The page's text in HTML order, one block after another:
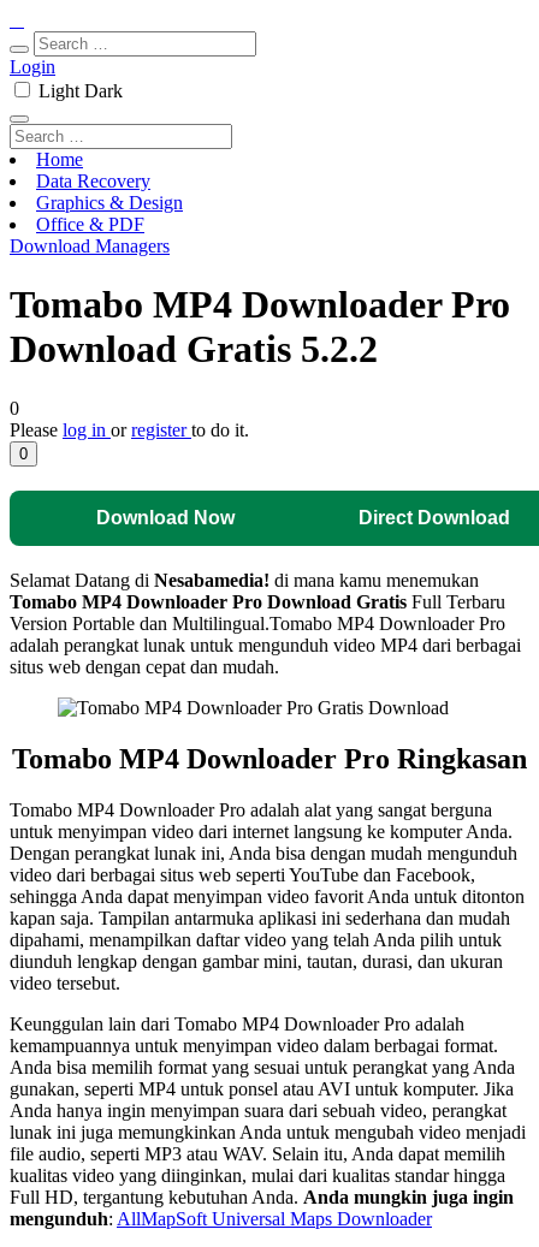
Login
Light Dark
Home
Data Recovery
Graphics & Design
Office & PDF
Download Managers
Tomabo MP4 Downloader Pro
Download Gratis 5.2.2
0
Please log in orregisterto do it.
0
Download Now Direct Download
Selamat Datang di Nesabamedia! di mana kamu menemukan
Tomabo MP4 Downloader Pro Download Gratis Full Terbaru
Version Portable dan Multilingual.Tomabo MP4 Downloader Pro
adalah perangkat lunak untuk mengunduh video MP4 dari berbagai
situs web dengan cepat dan mudah.
Tomabo MP4 Downloader Pro Ringkasan
Tomabo MP4 Downloader Pro adalah alat yang sangat berguna
untuk menyimpan video dari internet langsung ke komputer Anda.
Dengan perangkat lunak ini, Anda bisa dengan mudah mengunduh
video dari berbagai situs web seperti YouTube dan Facebook,
sehingga Anda dapat menyimpan video favorit Anda untuk ditonton
kapan saja. Tampilan antarmuka aplikasi ini sederhana dan mudah
dipahami, menampilkan daftar video yang telah Anda pilih untuk
diunduh lengkap dengan gambar mini, tautan, durasi, dan ukuran
video tersebut.
Keunggulan lain dari Tomabo MP4 Downloader Pro adalah
kemampuannya untuk menyimpan video dalam berbagai format.
Anda bisa memilih format yang sesuai untuk perangkat yang Anda
gunakan, seperti MP4 untuk ponsel atau AVI untuk komputer. Jika
Anda hanya ingin menyimpan suara dari sebuah video, perangkat
lunak ini juga memungkinkan Anda untuk mengubah video menjadi
file audio, seperti MP3 atau WAV. Selain itu, Anda dapat memilih
kualitas video yang diinginkan, mulai dari kualitas standar hingga
Full HD, tergantung kebutuhan Anda. Anda mungkin juga ingin
mengunduh: AllMapSoft Universal Maps Downloader